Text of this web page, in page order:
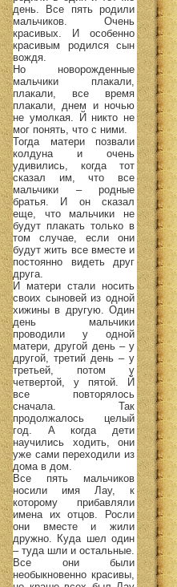
день. Все пять родили
мальчиков. Очень
красивых. И особенно
красивым родился сын
вождя.
Но новорожденные
мальчики плакали,
плакали, все время
плакали, днем и ночью
не умолкая. Й никто не
мог понять, что с ними.
Тогда матери позвали
колдуна и очень
удивились, когда тот
сказал им, что все
мальчики – родные
братья. И он сказал
еще, что мальчики не
будут плакать только в
том случае, если они
будут жить все вместе и
постоянно видеть друг
друга.
И матери стали носить
своих сыновей из одной
хижины в другую. Один
день мальчики
проводили у одной
матери, другой день – у
другой, третий день – у
третьей, потом у
четвертой, у пятой. Й
все повторялось
сначала. Так
продолжалось целый
год. А когда дети
научились ходить, они
уже сами переходили из
дома в дом.
Все пять мальчиков
носили имя Лау, к
которому прибавляли
имена их отцов. Росли
они вместе и жили
дружно. Куда шел один
– туда шли и остальные.
Все они были
необыкновенно красивы,